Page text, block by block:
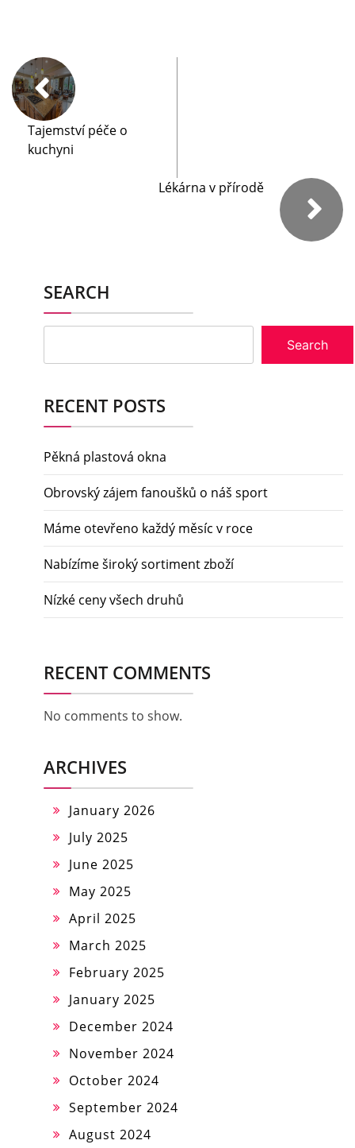
Tajemství péče o
kuchyni
Lékárna v přírodě
SEARCH
Search
RECENT POSTS
Pěkná plastová okna
Obrovský zájem fanoušků o náš sport
Máme otevřeno každý měsíc v roce
Nabízíme široký sortiment zboží
Nízké ceny všech druhů
RECENT COMMENTS
No comments to show.
ARCHIVES
January 2026
July 2025
June 2025
May 2025
April 2025
March 2025
February 2025
January 2025
December 2024
November 2024
October 2024
September 2024
August 2024